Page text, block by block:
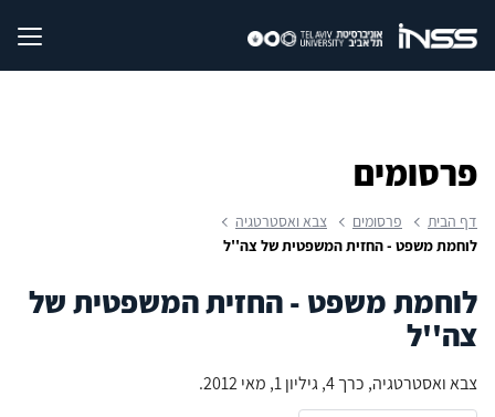
פרסומים
דף הבית פרסומים
צבא ואסטרטגיה
לוחמת משפט - החזית המשפטית של צה''ל
לוחמת משפט - החזית המשפטית של
צה''ל
צבא ואסטרטגיה, כרך 4, גיליון 1, מאי 2012.